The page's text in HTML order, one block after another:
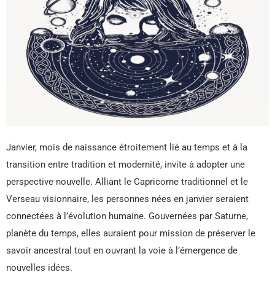
Janvier, mois de naissance étroitement lié au temps et à la
transition entre tradition et modernité, invite à adopter une
perspective nouvelle. Alliant le Capricorne traditionnel et le
Verseau visionnaire, les personnes nées en janvier seraient
connectées à l’évolution humaine. Gouvernées par Saturne,
planète du temps, elles auraient pour mission de préserver le
savoir ancestral tout en ouvrant la voie à l’émergence de
nouvelles idées.